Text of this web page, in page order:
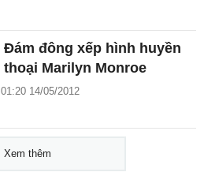
Đám đông xếp hình huyền
thoại Marilyn Monroe
01:20 14/05/2012
Xem thêm